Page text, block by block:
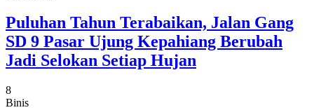
Puluhan Tahun Terabaikan, Jalan Gang
SD 9 Pasar Ujung Kepahiang Berubah
Jadi Selokan Setiap Hujan
8
Binis